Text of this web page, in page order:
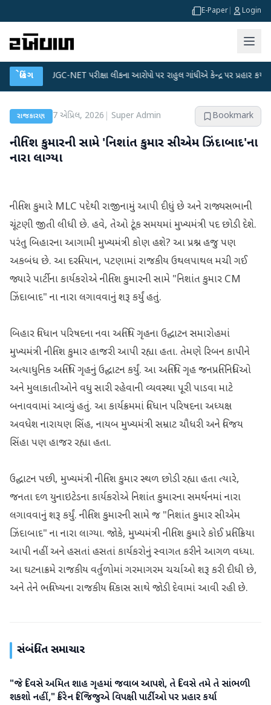
E-Paper Login
બ્રેકિંગ
● UGC-NET પરીક્ષા લીકના આરોપો પર રાહુલ ગાંધીએ કેન્દ્ર પર પ્રહાર કર્યા ●
રાજકારણ 7 એપ્રિલ, 2026 Super Admin Bookmark
નીતિશ કુમારની સામે 'નિશાંત કુમાર સીએમ ઝિંદાબાદ'ના
નારા લાગ્યા
નીતિશ કુમારે MLC પદેથી રાજીનામું આપી દીધું છે અને રાજ્યસભાની
ચૂંટણી જીતી લીધી છે. હવે, તેઓ ટૂંક સમયમાં મુખ્યમંત્રી પદ છોડી દેશે.
પરંતુ બિહારના આગામી મુખ્યમંત્રી કોણ હશે? આ પ્રશ્ન હજુ પણ
અકબંધ છે. આ દરમિયાન, પટણામાં રાજકીય ઉથલપાથલ મચી ગઈ
જ્યારે પાર્ટીના કાર્યકરોએ નીતિશ કુમારની સામે "નિશાંત કુમાર CM
ઝિંદાબાદ" ના નારા લગાવવાનું શરૂ કર્યું હતું.
બિહાર વિધાન પરિષદના નવા અતિથિ ગૃહના ઉદ્ઘાટન સમારોહમાં
મુખ્યમંત્રી નીતિશ કુમાર હાજરી આપી રહ્યા હતા. તેમણે રિબન કાપીને
અત્યાધુનિક અતિથિ ગૃહનું ઉદ્ઘાટન કર્યું. આ અતિથિ ગૃહ જનપ્રતિનિધિઓ
અને મુલાકાતીઓને વધુ સારી રહેવાની વ્યવસ્થા પૂરી પાડવા માટે
બનાવવામાં આવ્યું હતું. આ કાર્યક્રમમાં વિધાન પરિષદના અધ્યક્ષ
અવધેશ નારાયણ સિંહ, નાયબ મુખ્યમંત્રી સમ્રાટ ચૌધરી અને વિજય
સિંહા પણ હાજર રહ્યા હતા.
ઉદ્ઘાટન પછી, મુખ્યમંત્રી નીતિશ કુમાર સ્થળ છોડી રહ્યા હતા ત્યારે,
જનતા દળ યુનાઇટેડના કાર્યકરોએ નિશાંત કુમારના સમર્થનમાં નારા
લગાવવાનું શરૂ કર્યું. નીતિશ કુમારની સામે જ "નિશાંત કુમાર સીએમ
ઝિંદાબાદ" ના નારા લાગ્યા. જોકે, મુખ્યમંત્રી નીતિશ કુમારે કોઈ પ્રતિક્રિયા
આપી નહીં અને હસતાં હસતાં કાર્યકરોનું સ્વાગત કરીને આગળ વધ્યા.
આ ઘટનાક્રમે રાજકીય વર્તુળોમાં ગરમાગરમ ચર્ચાઓ શરૂ કરી દીધી છે,
અને તેને ભવિષ્યના રાજકીય વિકાસ સાથે જોડી દેવામાં આવી રહી છે.
સંબંધિત સમાચાર
રાજકારણ
"જે દિવસે અમિત શાહ ગૃહમાં જવાબ આપશે, તે દિવસે તમે તે સાંભળી
શકશો નહીં," કિરેન રિજિજુએ વિપક્ષી પાર્ટીઓ પર પ્રહાર કર્યા